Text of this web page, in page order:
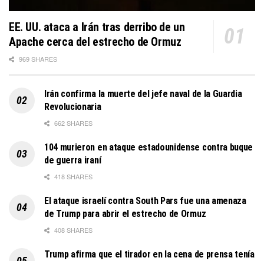
EE. UU. ataca a Irán tras derribo de un
Apache cerca del estrecho de Ormuz
969 SHARES
Irán confirma la muerte del jefe naval de la Guardia
Revolucionaria
662 SHARES
104 murieron en ataque estadounidense contra buque
de guerra iraní
418 SHARES
El ataque israelí contra South Pars fue una amenaza
de Trump para abrir el estrecho de Ormuz
408 SHARES
Trump afirma que el tirador en la cena de prensa tenía